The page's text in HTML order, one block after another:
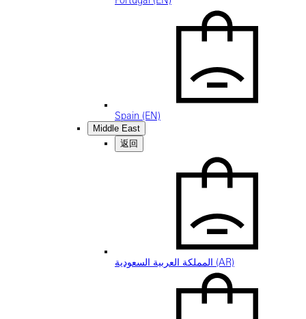
Spain (EN)
Middle East
返回
المملكة العربية السعودية (AR)